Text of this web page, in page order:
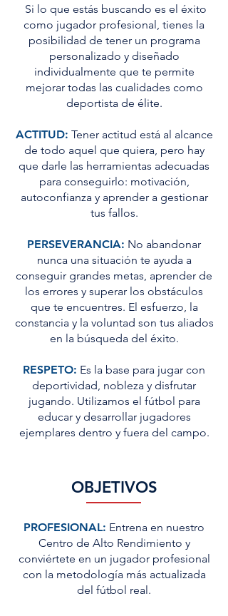
Si lo que estás buscando es el éxito
como jugador profesional, tienes la
posibilidad de tener un programa
personalizado y diseñado
individualmente que te permite
mejorar todas las cualidades como
deportista de élite.
ACTITUD: Tener actitud está al alcance
de todo aquel que quiera, pero hay
que darle las herramientas adecuadas
para conseguirlo: motivación,
autoconfianza y aprender a gestionar
tus fallos.
PERSEVERANCIA: No abandonar
nunca una situación te ayuda a
conseguir grandes metas, aprender de
los errores y superar los obstáculos
que te encuentres. El esfuerzo, la
constancia y la voluntad son tus aliados
en la búsqueda del éxito.
RESPETO: Es la base para jugar con
deportividad, nobleza y disfrutar
jugando. Utilizamos el fútbol para
educar y desarrollar jugadores
ejemplares dentro y fuera del campo.
OBJETIVOS
PROFESIONAL: Entrena en nuestro
Centro de Alto Rendimiento y
conviértete en un jugador profesional
con la metodología más actualizada
del fútbol real.